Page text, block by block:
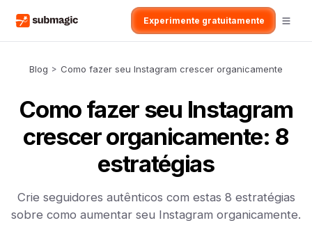
Experimente gratuitamente
Blog > Como fazer seu Instagram crescer organicamente
Como fazer seu Instagram
crescer organicamente: 8
estratégias
Crie seguidores autênticos com estas 8 estratégias
sobre como aumentar seu Instagram organicamente.